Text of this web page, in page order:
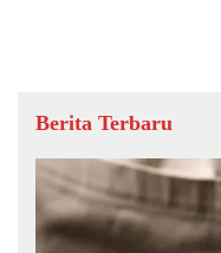
Berita Terbaru